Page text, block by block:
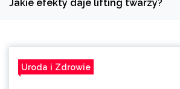
Jakie efekty daje lifting twarzy?
Uroda i Zdrowie